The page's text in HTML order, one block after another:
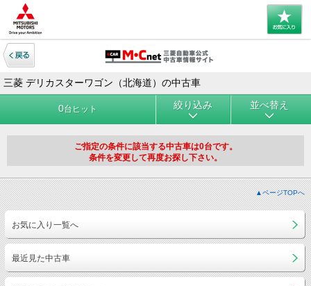
三菱 デリカスターワゴン（北海道）の中古車
0台ヒット 絞り込み 並べ替え
ご指定の条件に該当する中古車は0台です。
条件を変更して再度お探し下さい。
▲ページTOPへ
お気に入り一覧へ
最近見た中古車